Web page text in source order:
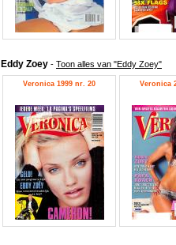
Eddy Zoey - Toon alles van "Eddy Zoey"
Veronica 1999 nr. 20 Veronica